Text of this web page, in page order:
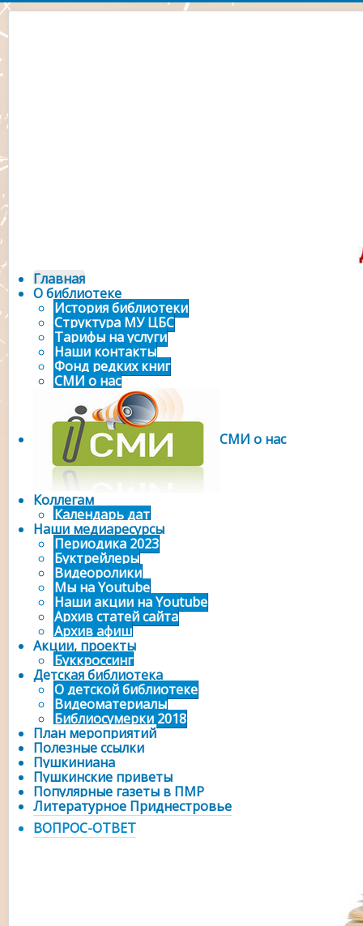
Главная
О библиотеке
История библиотеки
Структура МУ ЦБС
Тарифы на услуги
Наши контакты
Фонд редких книг
СМИ о нас
СМИ о нас
Коллегам
Календарь дат
Наши медиаресурсы
Периодика 2023
Буктрейлеры
Видеоролики
Мы на Youtube
Наши акции на Youtube
Архив статей сайта
Архив афиш
Акции, проекты
Буккроссинг
Детская библиотека
О детской библиотеке
Видеоматериалы
Библиосумерки 2018
План мероприятий
Полезные ссылки
Пушкиниана
Пушкинские приветы
Популярные газеты в ПМР
Литературное Приднестровье
ВОПРОС-ОТВЕТ